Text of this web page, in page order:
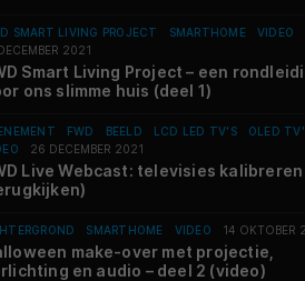
SMART LIVING PROJECT SMARTHOME
VIDEO
2021
Smart Living Project – een
ons slimme huis (deel 1)
FWD BEELD LCD LED TV'S
OLED
26 DECEMBER 2021
Live Webcast: televisies kalibreren
SMARTHOME VIDEO 14 OKTOBER
make-over met projectie,
en audio – deel 2 (video)